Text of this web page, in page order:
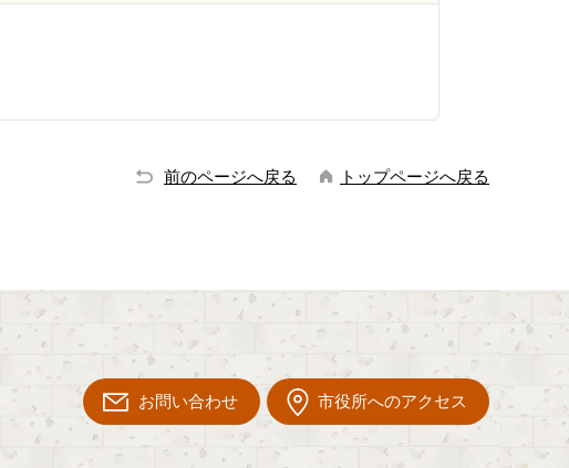
前のページへ戻る トップページへ戻る
お問い合わせ 市役所へのアクセス